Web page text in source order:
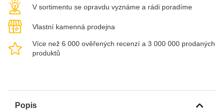
V sortimentu se opravdu vyznáme a rádi poradíme
Vlastní kamenná prodejna
Více než 6 000 ověřených recenzí a 3 000 000 prodaných
produktů
Popis